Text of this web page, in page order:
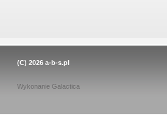
(C) 2026 a-b-s.pl
Wykonanie Galactica